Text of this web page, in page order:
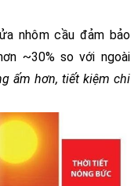
nhôm cầu đảm bảo
~30% so với ngoài
ấm hơn, tiết kiệm chi